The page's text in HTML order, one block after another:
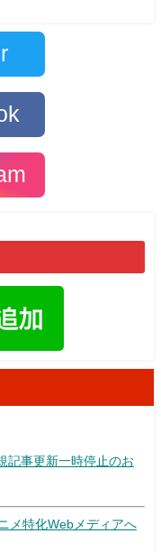
記事更新一時停止のお
メ特化Webメディアへ